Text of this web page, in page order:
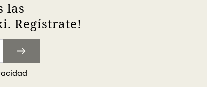
las
Regístrate!